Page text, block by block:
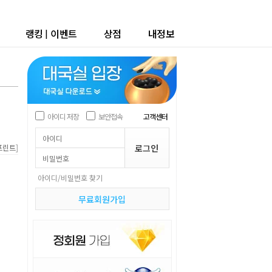
랭킹 | 이벤트 상점 내정보
린트]
아이디 저장 보안접속 고객센터
아이디/비밀번호 찾기
무료회원가입